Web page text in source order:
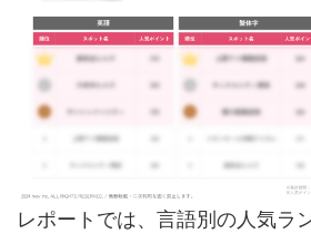
レポートでは、言語別の人気ラ